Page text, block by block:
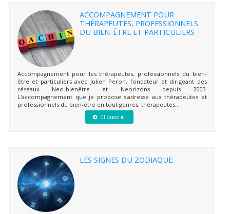
ACCOMPAGNEMENT POUR
THÉRAPEUTES, PROFESSIONNELS
DU BIEN-ÊTRE ET PARTICULIERS
Accompagnement pour les thérapeutes, professionnels du bien-
être et particuliers avec Julien Peron, fondateur et dirigeant des
réseaux Neo-bienêtre et Neorizons depuis 2003.
L'accompagnement que je propose s'adresse aux thérapeutes et
professionnels du bien-être en tout genres, thérapeutes...
Cliquez ici
LES SIGNES DU ZODIAQUE